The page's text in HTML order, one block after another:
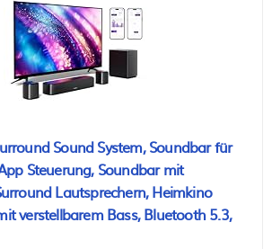
Sound System, Soundbar für
Steuerung, Soundbar mit
Lautsprechern, Heimkino
verstellbarem Bass, Bluetooth 5.3,